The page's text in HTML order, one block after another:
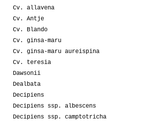
Cv. allavena
Cv. Antje
Cv. Blando
Cv. ginsa-maru
Cv. ginsa-maru aureispina
Cv. teresia
Dawsonii
Dealbata
Decipiens
Decipiens ssp. albescens
Decipiens ssp. camptotricha